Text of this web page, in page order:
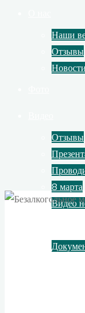
Наши
Отзывы
Новости
Отзывы
8 марта
Видео